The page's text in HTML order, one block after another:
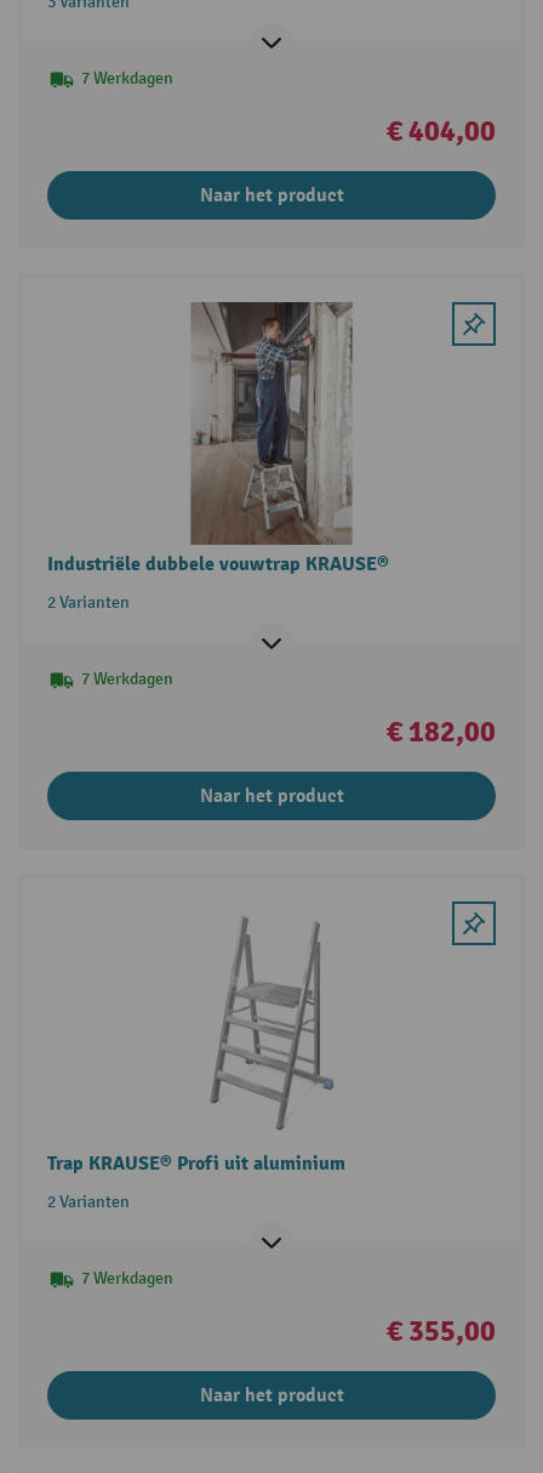
7 Werkdagen
€ 404,00
Naar het product
Industriële dubbele vouwtrap KRAUSE®
2 Varianten
7 Werkdagen
€ 182,00
Naar het product
Trap KRAUSE® Profi uit aluminium
2 Varianten
7 Werkdagen
€ 355,00
Naar het product